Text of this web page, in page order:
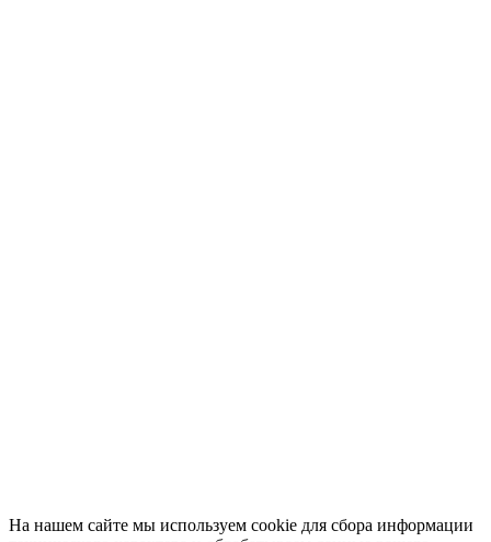
На нашем сайте мы используем cookie для сбора информации